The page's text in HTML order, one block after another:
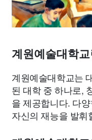
계원예술대학
계원예술대학교는
된 대학 중 하나로,
을 제공합니다. 다
자신의 재능을 발